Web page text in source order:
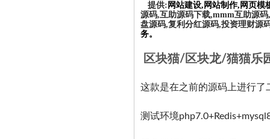
提供: 网站建设,网站制作,网页模
源码,互助源码下载,mmm互助源
盘源码,复利分红源码,投资理财源
务。
区块猫/区块龙/猫猫乐
这款是在之前的源码上进行了
测试环境